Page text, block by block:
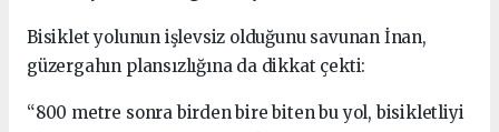
Bisiklet yolunun işlevsiz olduğunu savunan İnan,
güzergahın plansızlığına da dikkat çekti:
“800 metre sonra birden bire biten bu yol, bisikletliyi